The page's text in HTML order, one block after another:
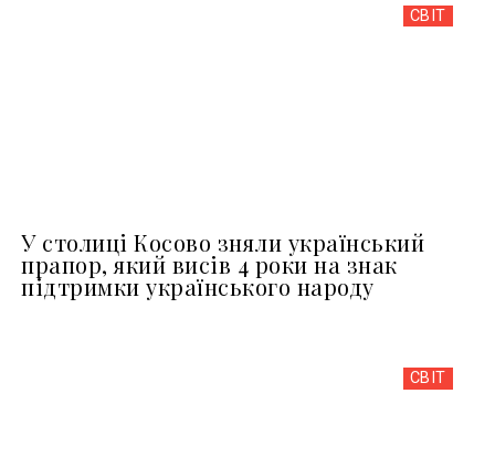
СВІТ
У столиці Косово зняли український
прапор, який висів 4 роки на знак
підтримки українського народу
СВІТ